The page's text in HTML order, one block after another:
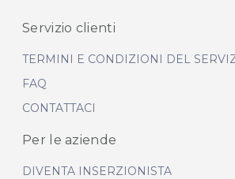
Servizio clienti
TERMINI E CONDIZIONI DEL
FAQ
CONTATTACI
Per le aziende
DIVENTA INSERZIONISTA